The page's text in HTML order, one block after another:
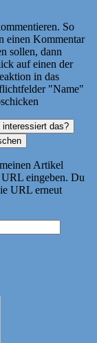
So
einen Kommentar
sollen, dann
auf einen der
in das
"Name"
Artikel
eingeben. Du
URL erneut